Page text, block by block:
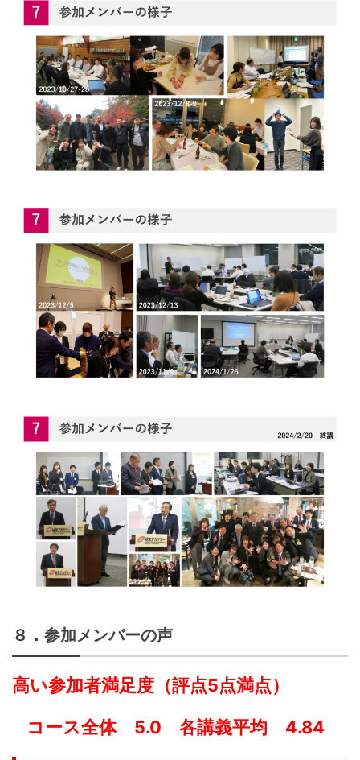
８．参加メンバーの声
高い参加者満足度（評点5点満点）
コース全体 5.0 各講義平均 4.84